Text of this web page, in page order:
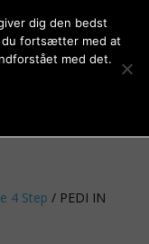
4 Step / PEDI IN
dig den bedst
du fortsætter med at
med det.